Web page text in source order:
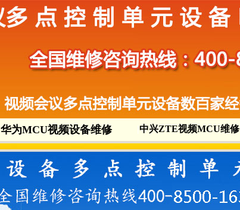
华为MCU视频设备维修 中兴ZTE视频MCU维修